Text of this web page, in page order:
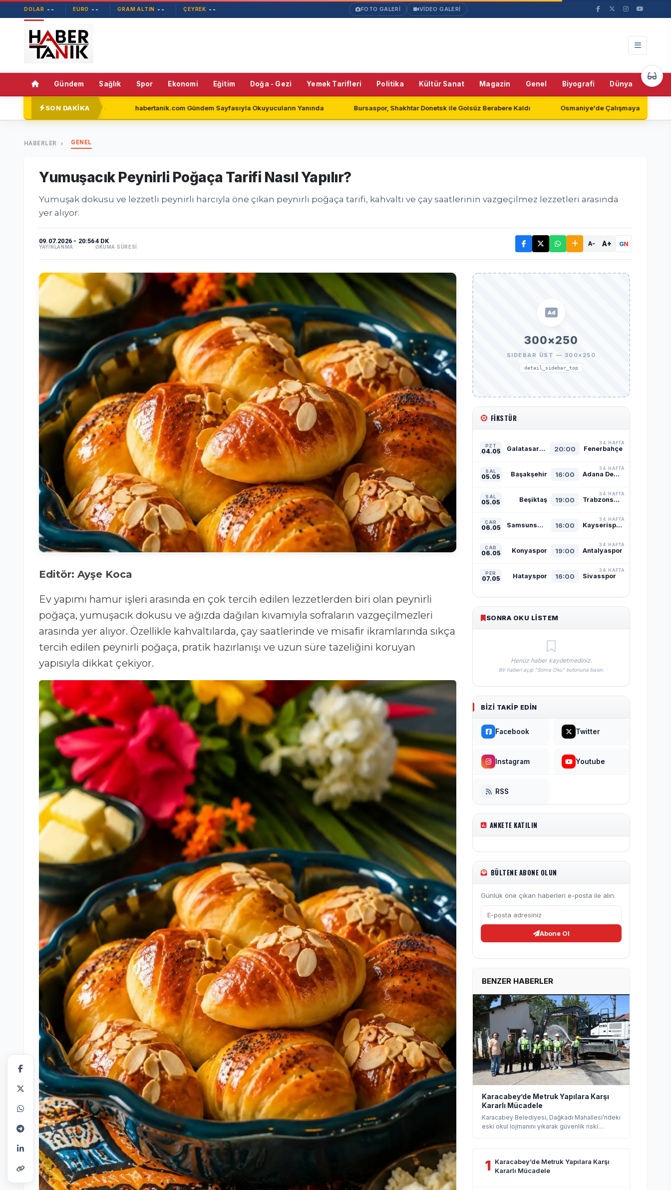
DOLAR -- EURO -- GRAM ALTIN -- ÇEYREK -- FOTO GALERİ VİDEO GALERİ
Gündem Sağlık Spor Ekonomi Eğitim Doğa - Gezi Yemek Tarifleri Politika Kültür Sanat Magazin Genel Biyografi Dünya
SON DAKİKA
habertanik.com Gündem Sayfasıyla Okuyucuların Yanında Bursaspor, Shakhtar Donetsk ile Golsüz Berabere Kaldı Osmaniye'de Çalışmayan Güvenlik Kameraları Endişe
HABERLER GENEL
Yumuşacık Peynirli Poğaça Tarifi Nasıl Yapılır?
Yumuşak dokusu ve lezzetli peynirli harcıyla öne çıkan peynirli poğaça tarifi, kahvaltı ve çay saatlerinin vazgeçilmez lezzetleri arasında
yer alıyor.
09.07.2026 - 20:56
YAYINLANMA
4 DK
OKUMA SÜRESİ A- A+ GN
Editör: Ayşe Koca
Ev yapımı hamur işleri arasında en çok tercih edilen lezzetlerden biri olan peynirli
poğaça, yumuşacık dokusu ve ağızda dağılan kıvamıyla sofraların vazgeçilmezleri
arasında yer alıyor. Özellikle kahvaltılarda, çay saatlerinde ve misafir ikramlarında sıkça
tercih edilen peynirli poğaça, pratik hazırlanışı ve uzun süre tazeliğini koruyan
yapısıyla dikkat çekiyor.
300×250
SIDEBAR ÜST — 300×250
detail_sidebar_top
FIKSTÜR
PZT
04.05 Galatasaray 20:00 Fenerbahçe
34. HAFTA
SAL
05.05 Başakşehir 16:00 Adana Demirspor
34. HAFTA
SAL
05.05 Beşiktaş 19:00 Trabzonspor
34. HAFTA
ÇAR
06.05 Samsunspor 16:00 Kayserispor
34. HAFTA
ÇAR
06.05 Konyaspor 19:00 Antalyaspor
34. HAFTA
PER
07.05 Hatayspor 16:00 Sivasspor
34. HAFTA
SONRA OKU LISTEM
Henüz haber kaydetmediniz.
Bir haberi açıp "Sonra Oku" butonuna basın.
BIZI TAKIP EDIN
Facebook Twitter
Instagram Youtube
RSS
ANKETE KATILIN
BÜLTENE ABONE OLUN
Günlük öne çıkan haberleri e-posta ile alın.
Abone Ol
BENZER HABERLER
Karacabey’de Metruk Yapılara Karşı
Kararlı Mücadele
Karacabey Belediyesi, Dağkadı Mahallesi’ndeki
eski okul lojmanını yıkarak güvenlik riski
1 Karacabey’de Metruk Yapılara Karşı
Kararlı Mücadele